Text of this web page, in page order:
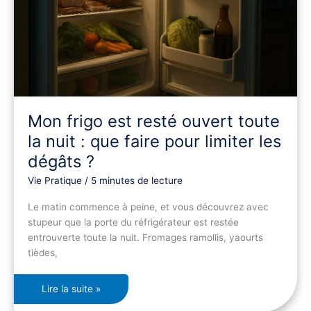
Mon frigo est resté ouvert toute
la nuit : que faire pour limiter les
dégâts ?
Vie Pratique / 5 minutes de lecture
Le matin commence à peine, et vous découvrez avec
stupeur que la porte du réfrigérateur est restée
entrouverte toute la nuit. Fromages ramollis, yaourts
tièdes,
pour
limiter
dégâts
Lire la suite »